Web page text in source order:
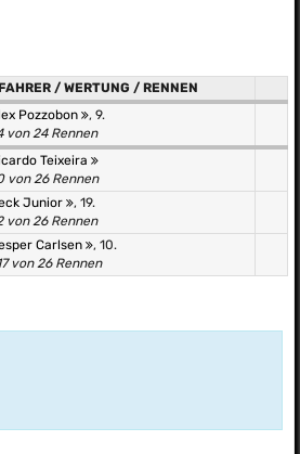
/ WERTUNG / RENNEN
Pozzobon
, 9.
von 24 Rennen
Teixeira
von 26 Rennen
Junior
, 19.
von 26 Rennen
Carlsen
, 10.
von 26 Rennen